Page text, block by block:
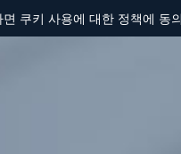
쿠키 사용에 대한 정책에 동